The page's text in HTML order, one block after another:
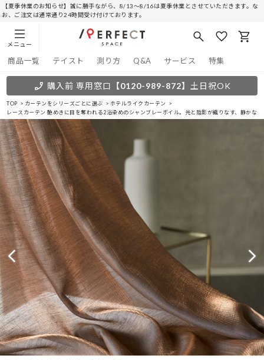
【夏季休業のお知らせ】誠に勝手ながら、8/13～8/16は夏季休業とさせていただきます。な
お、ご注文は通常通り24時間受け付けております。
メニュー
商品一覧 テイスト 測り方 Q&A サービス 特集
購入前 専用窓口 【0120-989-872】 土日祝OK
TOP カーテンをシリーズごとに選ぶ
ホテルライクカーテン
レースカーテン 艶めきに目を奪われる2浴染めのシャンブレーボイル。光と陰影が織りなす、静かな